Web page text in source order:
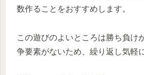
数作ることをおすすめします。
この遊びのよいところは勝ち負け
争要素がないため、繰り返し気軽